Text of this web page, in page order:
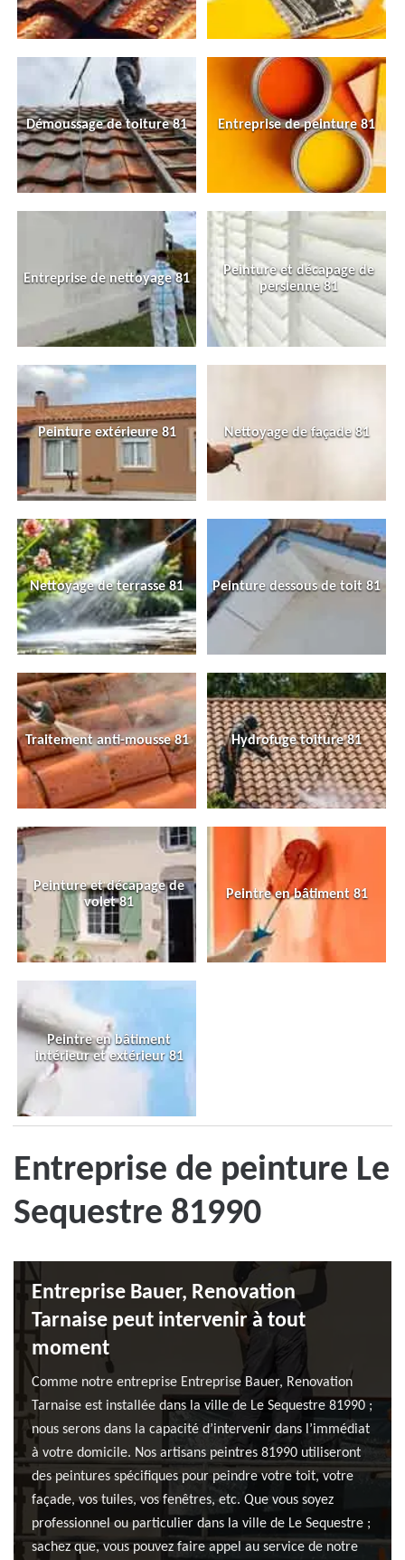
Démoussage de toiture 81 Entreprise de peinture 81
Entreprise de nettoyage 81
Peinture et décapage de
persienne 81
Peinture extérieure 81 Nettoyage de façade 81
Nettoyage de terrasse 81 Peinture dessous de toit 81
Traitement anti-mousse 81 Hydrofuge toiture 81
Peinture et décapage de
volet 81
Peintre en bâtiment 81
Peintre en bâtiment
intérieur et extérieur 81
Entreprise de peinture Le
Sequestre 81990
Entreprise Bauer, Renovation
Tarnaise peut intervenir à tout
moment
Comme notre entreprise Entreprise Bauer, Renovation
Tarnaise est installée dans la ville de Le Sequestre 81990 ;
nous serons dans la capacité d’intervenir dans l’immédiat
à votre domicile. Nos artisans peintres 81990 utiliseront
des peintures spécifiques pour peindre votre toit, votre
façade, vos tuiles, vos fenêtres, etc. Que vous soyez
professionnel ou particulier dans la ville de Le Sequestre ;
sachez que, vous pouvez faire appel au service de notre